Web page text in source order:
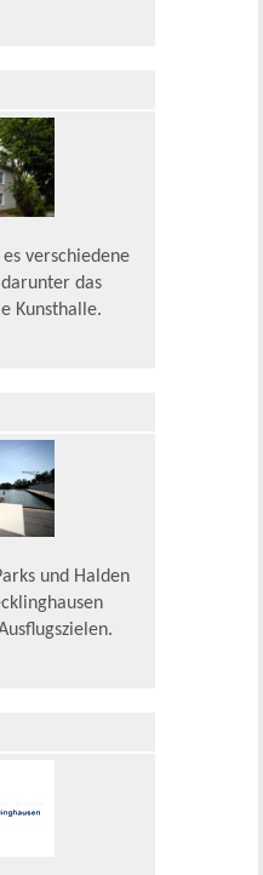
verschiedene
das
Kunsthalle.
und Halden